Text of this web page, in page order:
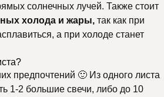
солнечных лучей. Также стоит
холода и жары, так как при
а при холоде станет
предпочтений 🙂 Из одного листа
1-2 большие свечи, либо до 10